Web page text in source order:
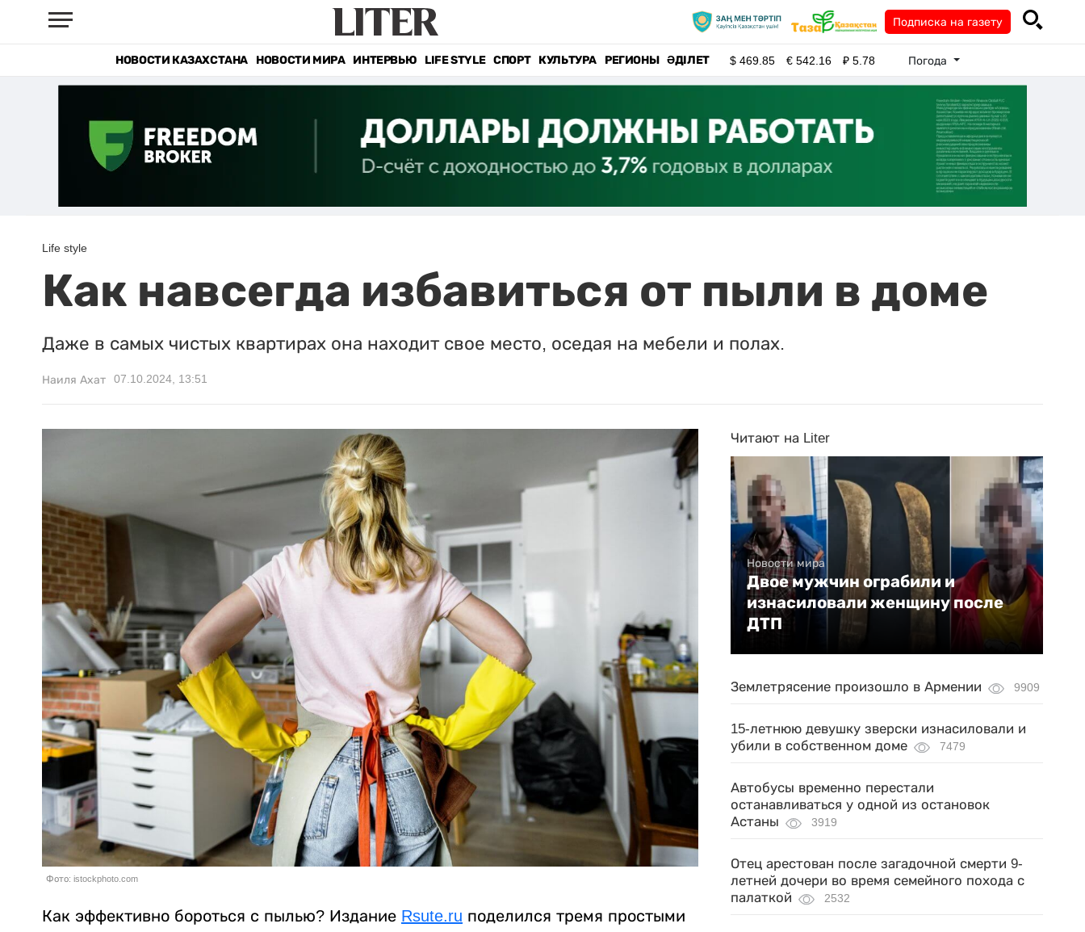
Подписка на газету
НОВОСТИ КАЗАХСТАНА НОВОСТИ МИРА ИНТЕРВЬЮ LIFE STYLE СПОРТ КУЛЬТУРА РЕГИОНЫ ӘДІЛЕТ $469.85 €542.16 ₽5.78 Погода
Life style
Как навсегда избавиться от пыли в доме
Даже в самых чистых квартирах она находит свое место, оседая на мебели и полах.
Наиля Ахат 07.10.2024, 13:51
Фото: istockphoto.com
Как эффективно бороться с пылью? Издание Rsute.ru поделился тремя простыми
Читают на Liter
Новости мира
Двое мужчин ограбили и
изнасиловали женщину после
ДТП
Землетрясение произошло в Армении 9909
15-летнюю девушку зверски изнасиловали и
убили в собственном доме
7479
Автобусы временно перестали
останавливаться у одной из остановок
Астаны
3919
Отец арестован после загадочной смерти 9-
летней дочери во время семейного похода с
палаткой
2532